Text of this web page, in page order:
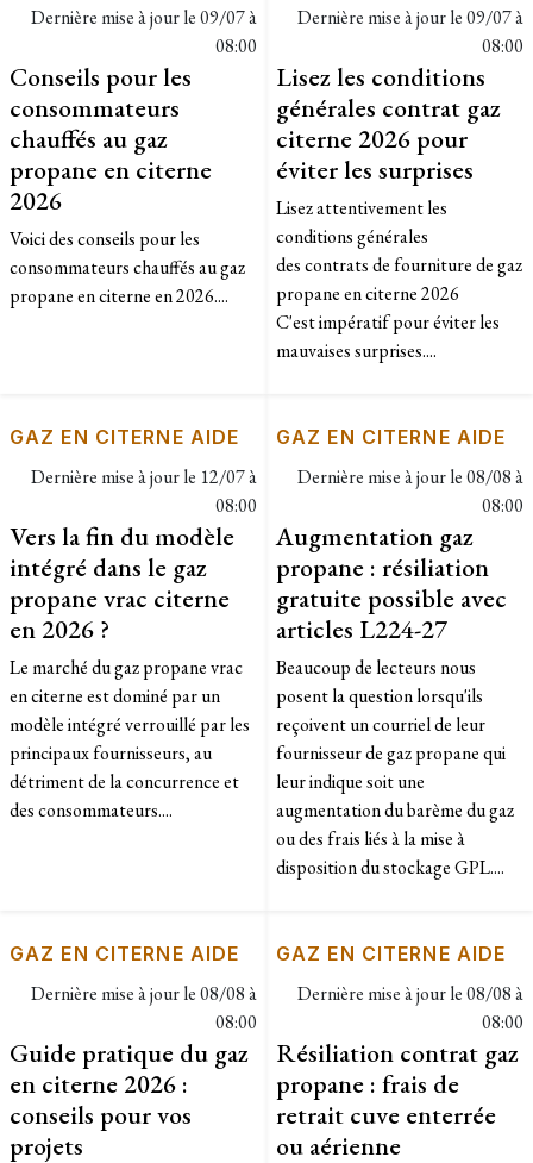
Dernière mise à jour le09/07 à
08:00
Conseils pour les
consommateurs
chauffés au gaz
propane en citerne
2026
Voici des conseils pour les
consommateurs chauffés au gaz
propane en citerne en 2026....
Dernière mise à jour le09/07 à
08:00
Lisez les conditions
générales contrat gaz
citerne 2026 pour
éviter les surprises
Lisez attentivement les
conditions générales
des contrats de fourniture de gaz
propane en citerne 2026
C'est impératif pour éviter les
mauvaises surprises....
GAZ EN CITERNE AIDE
Dernière mise à jour le 12/07 à
08:00
Vers la fin du modèle
intégré dans le gaz
propane vrac citerne
en 2026 ?
Le marché du gaz propane vrac
en citerne est dominé par un
modèle intégré verrouillé par les
principaux fournisseurs, au
détriment de la concurrence et
des consommateurs....
GAZ EN CITERNE AIDE
Dernière mise à jour le08/08 à
08:00
Augmentation gaz
propane : résiliation
gratuite possible avec
articles L224-27
Beaucoup de lecteurs nous
posent la question lorsqu'ils
reçoivent un courriel de leur
fournisseur de gaz propane qui
leur indique soit une
augmentation du barème du gaz
ou des frais liés à la mise à
disposition du stockage GPL....
GAZ EN CITERNE AIDE
Dernière mise à jour le08/08 à
08:00
Guide pratique du gaz
en citerne 2026 :
conseils pour vos
projets
GAZ EN CITERNE AIDE
Dernière mise à jour le08/08 à
08:00
Résiliation contrat gaz
propane : frais de
retrait cuve enterrée
ou aérienne